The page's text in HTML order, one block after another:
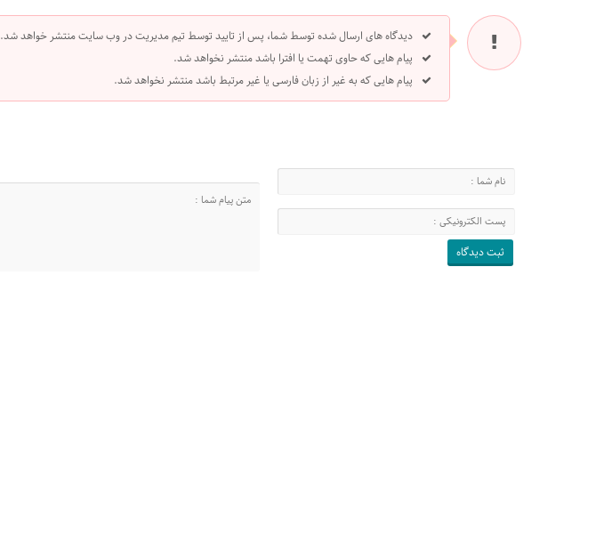
دیدگاه های ارسال شده توسط شما، پس از تایید توسط تیم مدیریت در وب سایت منتشر خواهد شد.
پیام هایی که حاوی تهمت یا افترا باشد منتشر نخواهد شد.
پیام هایی که به غیر از زبان فارسی یا غیر مرتبط باشد منتشر نخواهد شد.